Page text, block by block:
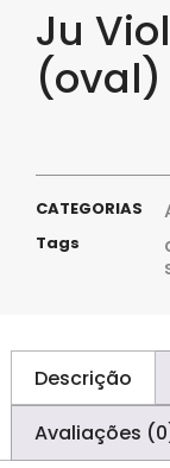
Ju
(oval)
CATEGORIAS
Tags
Descrição
Avaliações